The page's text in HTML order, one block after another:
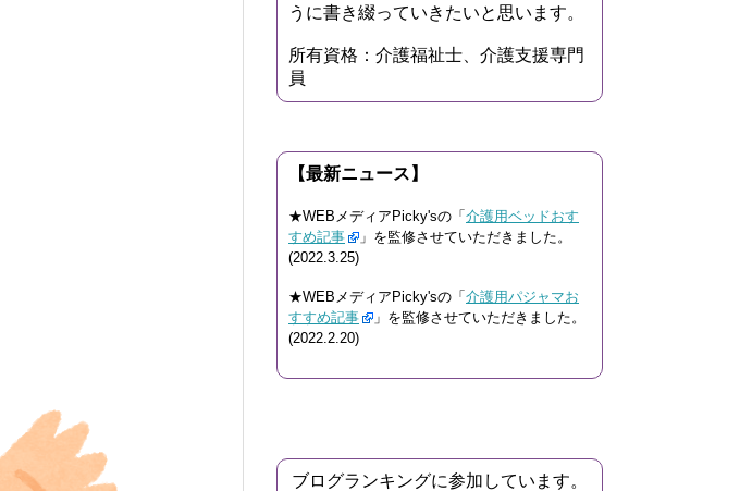
うに書き綴っていきたいと思います。
所有資格：介護福祉士、介護支援専門
員
【最新ニュース】
★WEBメディアPicky'sの「 介護用ベッドおす
すめ記事
」を監修させていただきました。
(2022.3.25)
★WEBメディアPicky'sの「 介護用パジャマお
すすめ記事
」を監修させていただきました。
(2022.2.20)
ブログランキングに参加しています。